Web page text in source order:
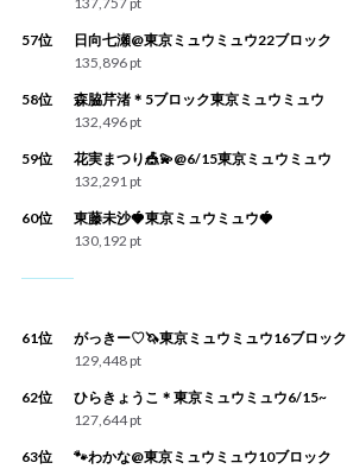
57位
日向七瀬@東京ミュウミュウ22ブロック
135,896 pt
58位
森脇芹渚＊5ブロック東京ミュウミュウ
132,496 pt
59位
花実まつり🎪💫@6/15東京ミュウミュウ
132,291 pt
60位
東藤未沙🍓東京ミュウミュウ🍓
130,192 pt
61位
がっきー♡🦄東京ミュウミュウ16ブロック
129,448 pt
62位
ひらきょうこ＊東京ミュウミュウ6/15~
127,644 pt
63位
🐾わかな@東京ミュウミュウ10ブロック